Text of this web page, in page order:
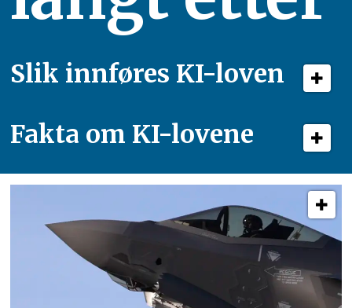
Slik innføres KI-loven
Fakta om KI-lovene